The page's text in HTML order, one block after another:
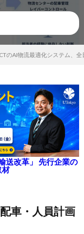
のAI物流最適化システム、
送改革」 先行企業の
材